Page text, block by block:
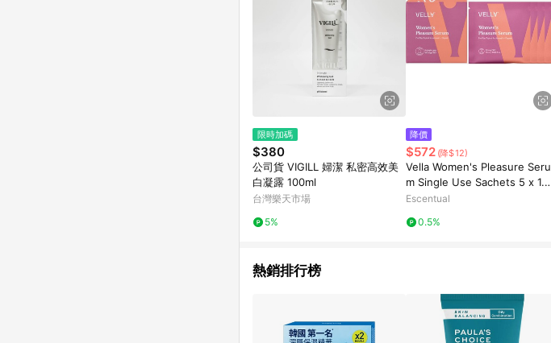
限時加碼
$380
公司貨 VIGILL 婦潔 私密高效美
白凝露 100ml
台灣樂天市場
5%
降價
$572 (降$12)
Vella Women's Pleasure Seru
m Single Use Sachets 5 x 1.5
ml
Escentual
0.5%
熱銷排行榜